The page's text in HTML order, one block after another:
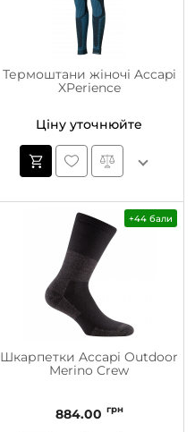
Термоштани жіночі Accapi
XPerience
Ціну уточнюйте
+44 бали
Шкарпетки Accapi Outdoor
Merino Crew
884.00 грн